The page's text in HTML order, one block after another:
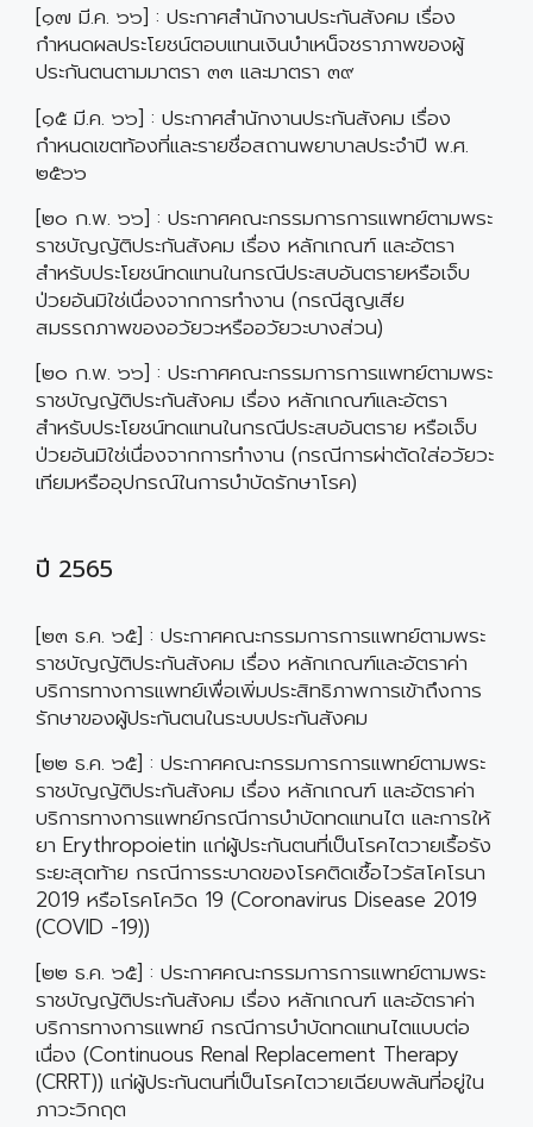
[๑๗ มี.ค. ๖๖] : ประกาศสำนักงานประกันสังคม เรื่อง
กำหนดผลประโยชน์ตอบแทนเงินบำเหน็จชราภาพของผู้
ประกันตนตามมาตรา ๓๓ และมาตรา ๓๙
[๑๕ มี.ค. ๖๖] : ประกาศสำนักงานประกันสังคม เรื่อง
กำหนดเขตท้องที่และรายชื่อสถานพยาบาลประจำปี พ.ศ.
๒๕๖๖
[๒๐ ก.พ. ๖๖] : ประกาศคณะกรรมการการแพทย์ตามพระ
ราชบัญญัติประกันสังคม เรื่อง หลักเกณฑ์ และอัตรา
สำหรับประโยชน์ทดแทนในกรณีประสบอันตรายหรือเจ็บ
ป่วยอันมิใช่เนื่องจากการทำงาน (กรณีสูญเสีย
สมรรถภาพของอวัยวะหรืออวัยวะบางส่วน)
[๒๐ ก.พ. ๖๖] : ประกาศคณะกรรมการการแพทย์ตามพระ
ราชบัญญัติประกันสังคม เรื่อง หลักเกณฑ์และอัตรา
สำหรับประโยชน์ทดแทนในกรณีประสบอันตราย หรือเจ็บ
ป่วยอันมิใช่เนื่องจากการทำงาน (กรณีการผ่าตัดใส่อวัยวะ
เทียมหรืออุปกรณ์ในการบำบัดรักษาโรค)
ปี 2565
[๒๓ ธ.ค. ๖๕] : ประกาศคณะกรรมการการแพทย์ตามพระ
ราชบัญญัติประกันสังคม เรื่อง หลักเกณฑ์และอัตราค่า
บริการทางการแพทย์เพื่อเพิ่มประสิทธิภาพการเข้าถึงการ
รักษาของผู้ประกันตนในระบบประกันสังคม
[๒๒ ธ.ค. ๖๕] : ประกาศคณะกรรมการการแพทย์ตามพระ
ราชบัญญัติประกันสังคม เรื่อง หลักเกณฑ์ และอัตราค่า
บริการทางการแพทย์กรณีการบำบัดทดแทนไต และการให้
ยา Erythropoietin แก่ผู้ประกันตนที่เป็นโรคไตวายเรื้อรัง
ระยะสุดท้าย กรณีการระบาดของโรคติดเชื้อไวรัสโคโรนา
2019 หรือโรคโควิด 19 (Coronavirus Disease 2019
(COVID -19))
[๒๒ ธ.ค. ๖๕] : ประกาศคณะกรรมการการแพทย์ตามพระ
ราชบัญญัติประกันสังคม เรื่อง หลักเกณฑ์ และอัตราค่า
บริการทางการแพทย์ กรณีการบำบัดทดแทนไตแบบต่อ
เนื่อง (Continuous Renal Replacement Therapy
(CRRT)) แก่ผู้ประกันตนที่เป็นโรคไตวายเฉียบพลันที่อยู่ใน
ภาวะวิกฤต